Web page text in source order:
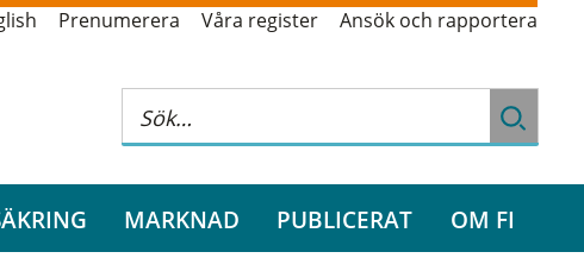
Prenumerera Våra register Ansök och rapportera
MARKNAD PUBLICERAT OM FI